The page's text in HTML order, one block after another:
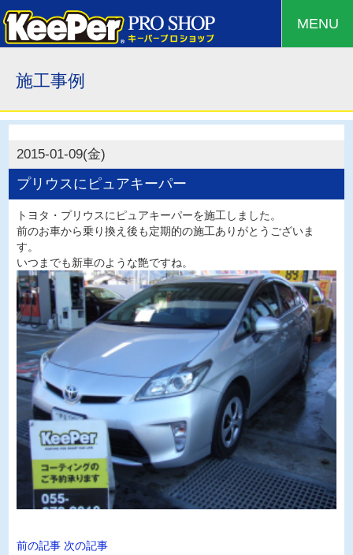
MENU
施工事例
2015-01-09(金)
プリウスにピュアキーパー
トヨタ・プリウスにピュアキーパーを施工しました。
前のお車から乗り換え後も定期的の施工ありがとうございま
す。
いつまでも新車のような艶ですね。
前の記事 次の記事